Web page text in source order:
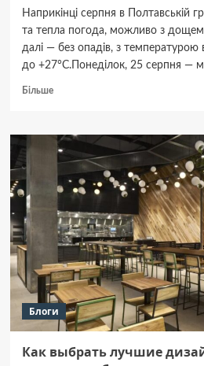
Наприкінці серпня в Полтавській
та тепла погода, можливо з
далі — без опадів, з температурою
до +27°C.Понеділок, 25 серпня —
БільшеДокладніше
серпня
в Полтаві:
тепло
та без
опадів
Блоги
Как выбрать лучшие